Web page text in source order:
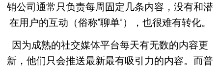
销公司通常只负责每周固定几条内容， 没有和潜
在用户的互动 （俗称“聊单”），也很难有转化。
因为成熟的社交媒体平台每天有无数的内容更
新，他们只会推送最新最有吸引力的内容。而普